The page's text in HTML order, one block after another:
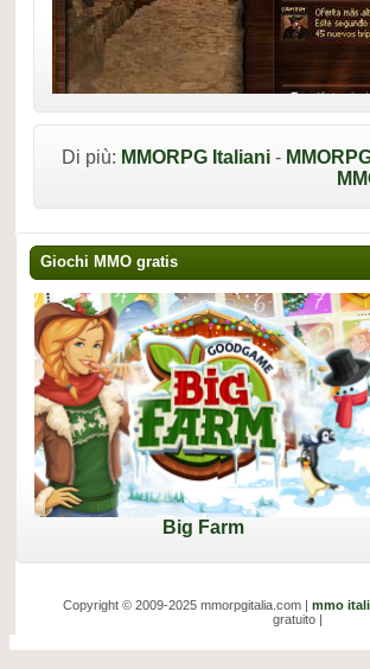
Di più: MMORPG Italiani -
Giochi MMO gratis
Big Farm
Copyright © 2009-2025 mmorpgitalia.com | mmo
gratuito |